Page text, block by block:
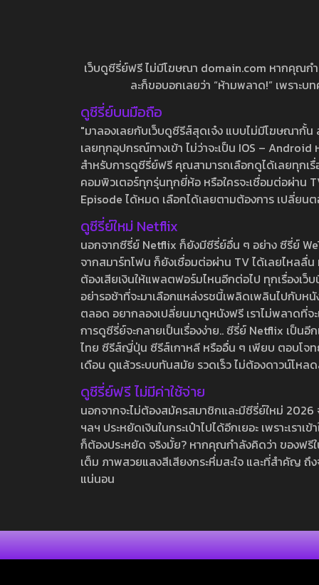
เว็บดูซีรี่ย์ฟรี ไม่มีโฆษณา domain.com หากคุณก
ละก็ขอบอกเลยว่า “ห้ามพลาด!” เพราะ
ดูซีรี่ย์บนมือถือ
"มาลองเลยกับเว็บดูซีรีส์สุดเจ๋ง แบบไม่มีโฆษณากั้
เลยทุกอุปกรณ์ทางเข้า ไม่ว่าจะเป็น IOS –
สำหรับการดูซีรี่ย์ฟรี คุณสามารถเลือกดูได้เลยทุกเ
คอมพิวเตอร์ทุกรุ่นทุกยี่ห้อ หรือใครจะเชื่อมต่อผ่าน
Episode ได้หมด เลือกได้เลยตามต้องการ เปลี่ยน
ดูซีรี่ย์ใหม่ Netflix
นอกจากซีรี่ย์ Netflix ก็ยังมีซีรี่ย์อื่น ๆ อย่าง ซีรี่ย์
จากสมาร์ทโฟน ก็ยังเชื่อมต่อผ่าน TV ได้เลยไหลลื่
ต้องเสียเงินให้แพลตฟอร์มไหนอีกต่อไป ทุกเรื่องเว็
อย่ารอช้าที่จะมาเลือกแหล่งรชนี้เพลิดเพลินไปกับห
ตลอด อยากลองเปลี่ยนมาดูหนังฟรี เราไม่พลาดที่
การดูซีรี่ย์จะกลายเป็นเรื่องง่าย.. ซีรี่ย์ Netflix เป็น
ไทย ซีรีส์ญี่ปุ่น ซีรีส์เกาหลี หรืออื่น ๆ เพียบ ตอบโจท
เดือน ดูแล้วระบบทันสมัย รวดเร็ว ไม่ต้องดาวน์โห
ดูซีรี่ย์ฟรี ไม่มีค่าใช้จ่าย
นอกจากจะไม่ต้องสมัครสมาชิกและมีซีรี่ย์ใหม่
ฯลฯ ประหยัดเงินในกระเป๋าไปได้อีกเยอะ เพราะเร
ก็ต้องประหยัด จริงมั้ย? หากคุณกำลังคิดว่า ของฟ
เต็ม ภาพสวยแสงสีเสียงกระหึ่มสะใจ และที่สำคัญ
แน่นอน